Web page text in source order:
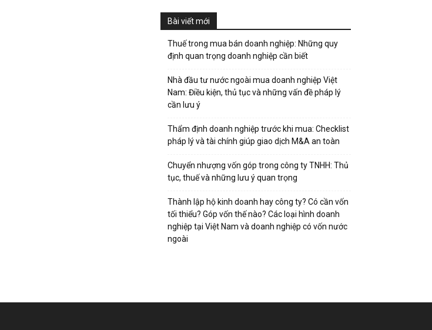
Bài viết mới
Thuế trong mua bán doanh nghiệp: Những quy
định quan trọng doanh nghiệp cần biết
Nhà đầu tư nước ngoài mua doanh nghiệp Việt
Nam: Điều kiện, thủ tục và những vấn đề pháp lý
cần lưu ý
Thẩm định doanh nghiệp trước khi mua: Checklist
pháp lý và tài chính giúp giao dịch M&A an toàn
Chuyển nhượng vốn góp trong công ty TNHH: Thủ
tục, thuế và những lưu ý quan trọng
Thành lập hộ kinh doanh hay công ty? Có cần vốn
tối thiểu? Góp vốn thế nào? Các loại hình doanh
nghiệp tại Việt Nam và doanh nghiệp có vốn nước
ngoài